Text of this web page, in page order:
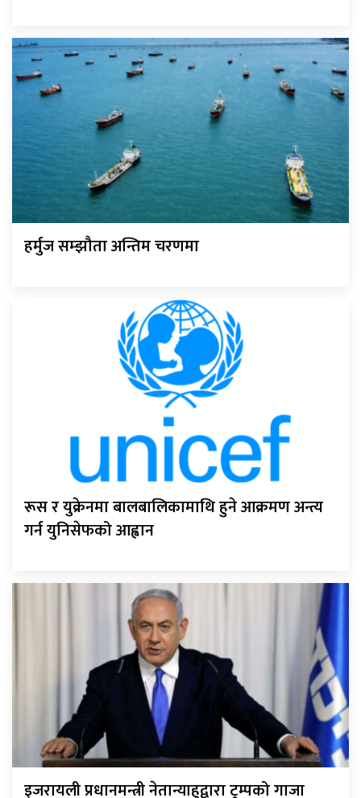
हर्मुज सम्झौता अन्तिम चरणमा
रूस र युक्रेनमा बालबालिकामाथि हुने आक्रमण अन्त्य
गर्न युनिसेफको आह्वान
इजरायली प्रधानमन्त्री नेतान्याहुद्वारा ट्रम्पको गाजा